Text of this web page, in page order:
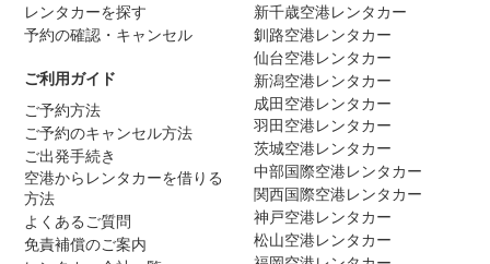
レンタカーを探す
予約の確認・キャンセル
ご利用ガイド
ご予約方法
ご予約のキャンセル方法
ご出発手続き
空港からレンタカーを借りる
方法
よくあるご質問
免責補償のご案内
新千歳空港レンタカー
釧路空港レンタカー
仙台空港レンタカー
新潟空港レンタカー
成田空港レンタカー
羽田空港レンタカー
茨城空港レンタカー
中部国際空港レンタカー
関西国際空港レンタカー
神戸空港レンタカー
松山空港レンタカー